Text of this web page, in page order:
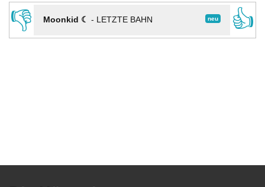
👎
neu
Moonkid ☾ - LETZTE BAHN 👍